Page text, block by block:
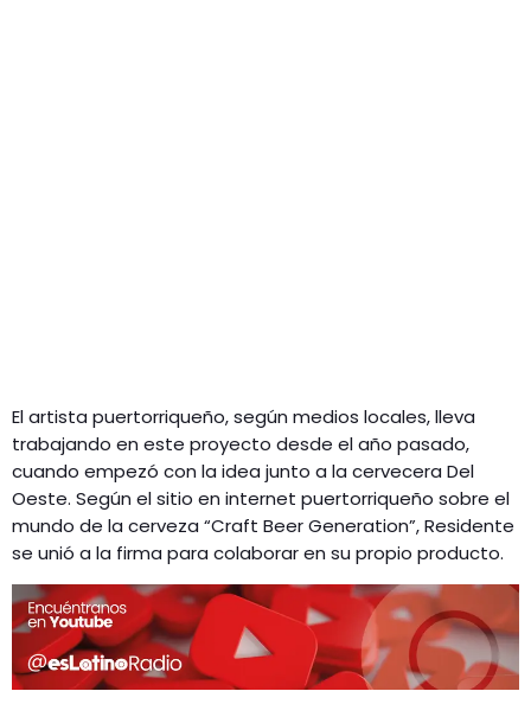
El artista puertorriqueño, según medios locales, lleva
trabajando en este proyecto desde el año pasado,
cuando empezó con la idea junto a la cervecera Del
Oeste. Según el sitio en internet puertorriqueño sobre el
mundo de la cerveza “Craft Beer Generation”, Residente
se unió a la firma para colaborar en su propio producto.